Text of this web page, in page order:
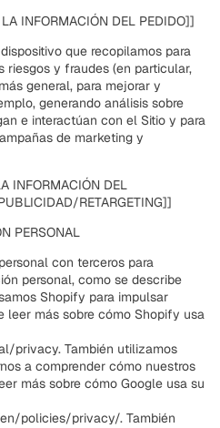
INFORMACIÓN DEL PEDIDO]]
que recopilamos para
riesgos y fraudes (en particular,
general, para mejorar y
generando análisis sobre
e interactúan con el Sitio y para
de marketing y
INFORMACIÓN DEL
RETARGETING]]
PERSONAL
con terceros para
personal, como se describe
Shopify para impulsar
leer más sobre cómo Shopify usa
privacy. También utilizamos
a comprender cómo nuestros
más sobre cómo Google usa su
policies/privacy/. También